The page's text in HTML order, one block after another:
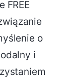
FREE
o
i